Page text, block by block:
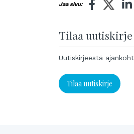
Jaa sivu:
Tilaa uutiskirje
Uutiskirjeestä
Tilaa uutiskirje